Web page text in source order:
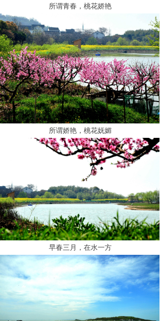
所谓青春，桃花娇艳
所谓娇艳，桃花妩媚
早春三月，在水一方